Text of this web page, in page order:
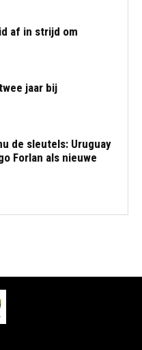
af in strijd om
jaar bij
de sleutels: Uruguay
Forlan als nieuwe